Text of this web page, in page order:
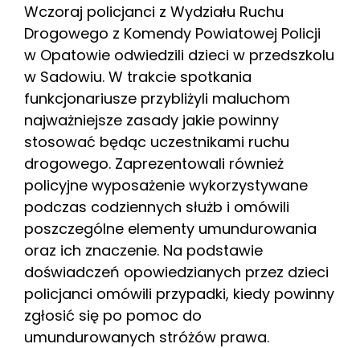
Wczoraj policjanci z Wydziału Ruchu
Drogowego z Komendy Powiatowej Policji
w Opatowie odwiedzili dzieci w przedszkolu
w Sadowiu. W trakcie spotkania
funkcjonariusze przybliżyli maluchom
najważniejsze zasady jakie powinny
stosować będąc uczestnikami ruchu
drogowego. Zaprezentowali również
policyjne wyposażenie wykorzystywane
podczas codziennych służb i omówili
poszczególne elementy umundurowania
oraz ich znaczenie. Na podstawie
doświadczeń opowiedzianych przez dzieci
policjanci omówili przypadki, kiedy powinny
zgłosić się po pomoc do
umundurowanych stróżów prawa.